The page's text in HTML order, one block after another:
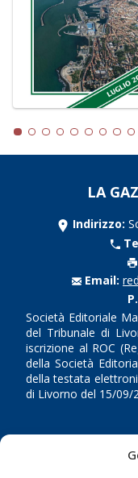
LA
Indirizzo:
Email:
Società Editoriale
del Tribunale di
iscrizione al ROC
della Società
della testata
di Livorno del 15/09/